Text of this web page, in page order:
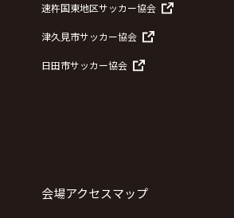
速杵国東地区サッカー協会
津久見市サッカー協会
日田市サッカー協会
会場アクセスマップ